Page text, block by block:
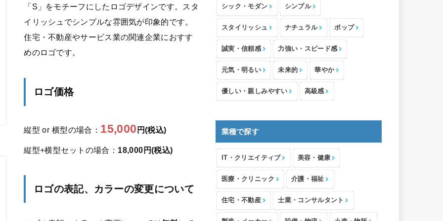
「S」をモチーフにしたロゴデザインです。スタ
イリッシュでシンプルな雰囲気が印象的です。
住宅・不動産やサービス業の関連企業におすす
めのロゴです。
ロゴ価格
縦型 or 横型の場合： 15,000 円(税込)
縦型+横型セットの場合： 18,000円(税込)
ロゴの表記、カラーの変更について
シック・モダン シンプル
スタイリッシュ ナチュラル ポップ
誠実・信頼感 力強い・スピード感
元気・明るい 未来的 華やか
優しい・親しみやすい 高級感
業種で探す
IT・クリエイティブ 美容・健康
医療・クリニック 介護・福祉
住宅・不動産 士業・コンサルタント